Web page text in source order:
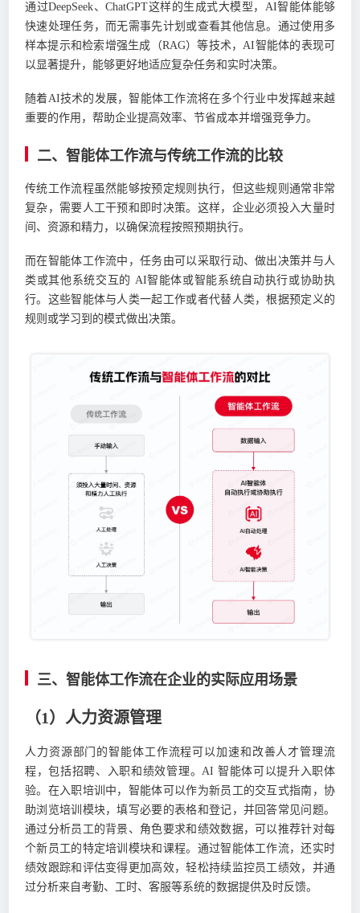
通过DeepSeek、ChatGPT这样的生成式大模型，AI智能体能够
快速处理任务，而无需事先计划或查看其他信息。通过使用多
样本提示和检索增强生成（RAG）等技术，AI智能体的表现可
以显著提升，能够更好地适应复杂任务和实时决策。
随着AI技术的发展，智能体工作流将在多个行业中发挥越来越
重要的作用，帮助企业提高效率、节省成本并增强竞争力。
二、智能体工作流与传统工作流的比较
传统工作流程虽然能够按预定规则执行，但这些规则通常非常
复杂，需要人工干预和即时决策。这样，企业必须投入大量时
间、资源和精力，以确保流程按照预期执行。
而在智能体工作流中，任务由可以采取行动、做出决策并与人
类或其他系统交互的 AI智能体或智能系统自动执行或协助执
行。这些智能体与人类一起工作或者代替人类，根据预定义的
规则或学习到的模式做出决策。
三、智能体工作流在企业的实际应用场景
（1）人力资源管理
人力资源部门的智能体工作流程可以加速和改善人才管理流
程，包括招聘、入职和绩效管理。AI 智能体可以提升入职体
验。在入职培训中，智能体可以作为新员工的交互式指南，协
助浏览培训模块，填写必要的表格和登记，并回答常见问题。
通过分析员工的背景、角色要求和绩效数据，可以推荐针对每
个新员工的特定培训模块和课程。通过智能体工作流，还实时
绩效跟踪和评估变得更加高效，轻松持续监控员工绩效，并通
过分析来自考勤、工时、客服等系统的数据提供及时反馈。